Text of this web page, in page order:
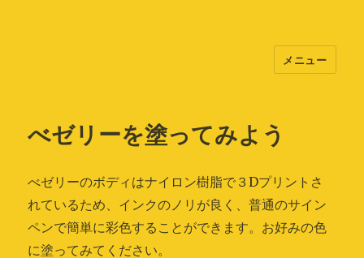
べゼリー「ラズパイ基本キット」
メニュー
べゼリーを塗ってみよう
べゼリーのボディはナイロン樹脂で３Dプリントさ
れているため、インクのノリが良く、普通のサイン
ペンで簡単に彩色することができます。お好みの色
に塗ってみてください。